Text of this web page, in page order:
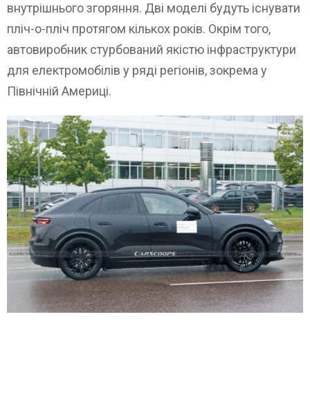
внутрішнього згоряння. Дві моделі будуть існувати
пліч-о-пліч протягом кількох років. Окрім того,
автовиробник стурбований якістю інфраструктури
для електромобілів у ряді регіонів, зокрема у
Північній Америці.